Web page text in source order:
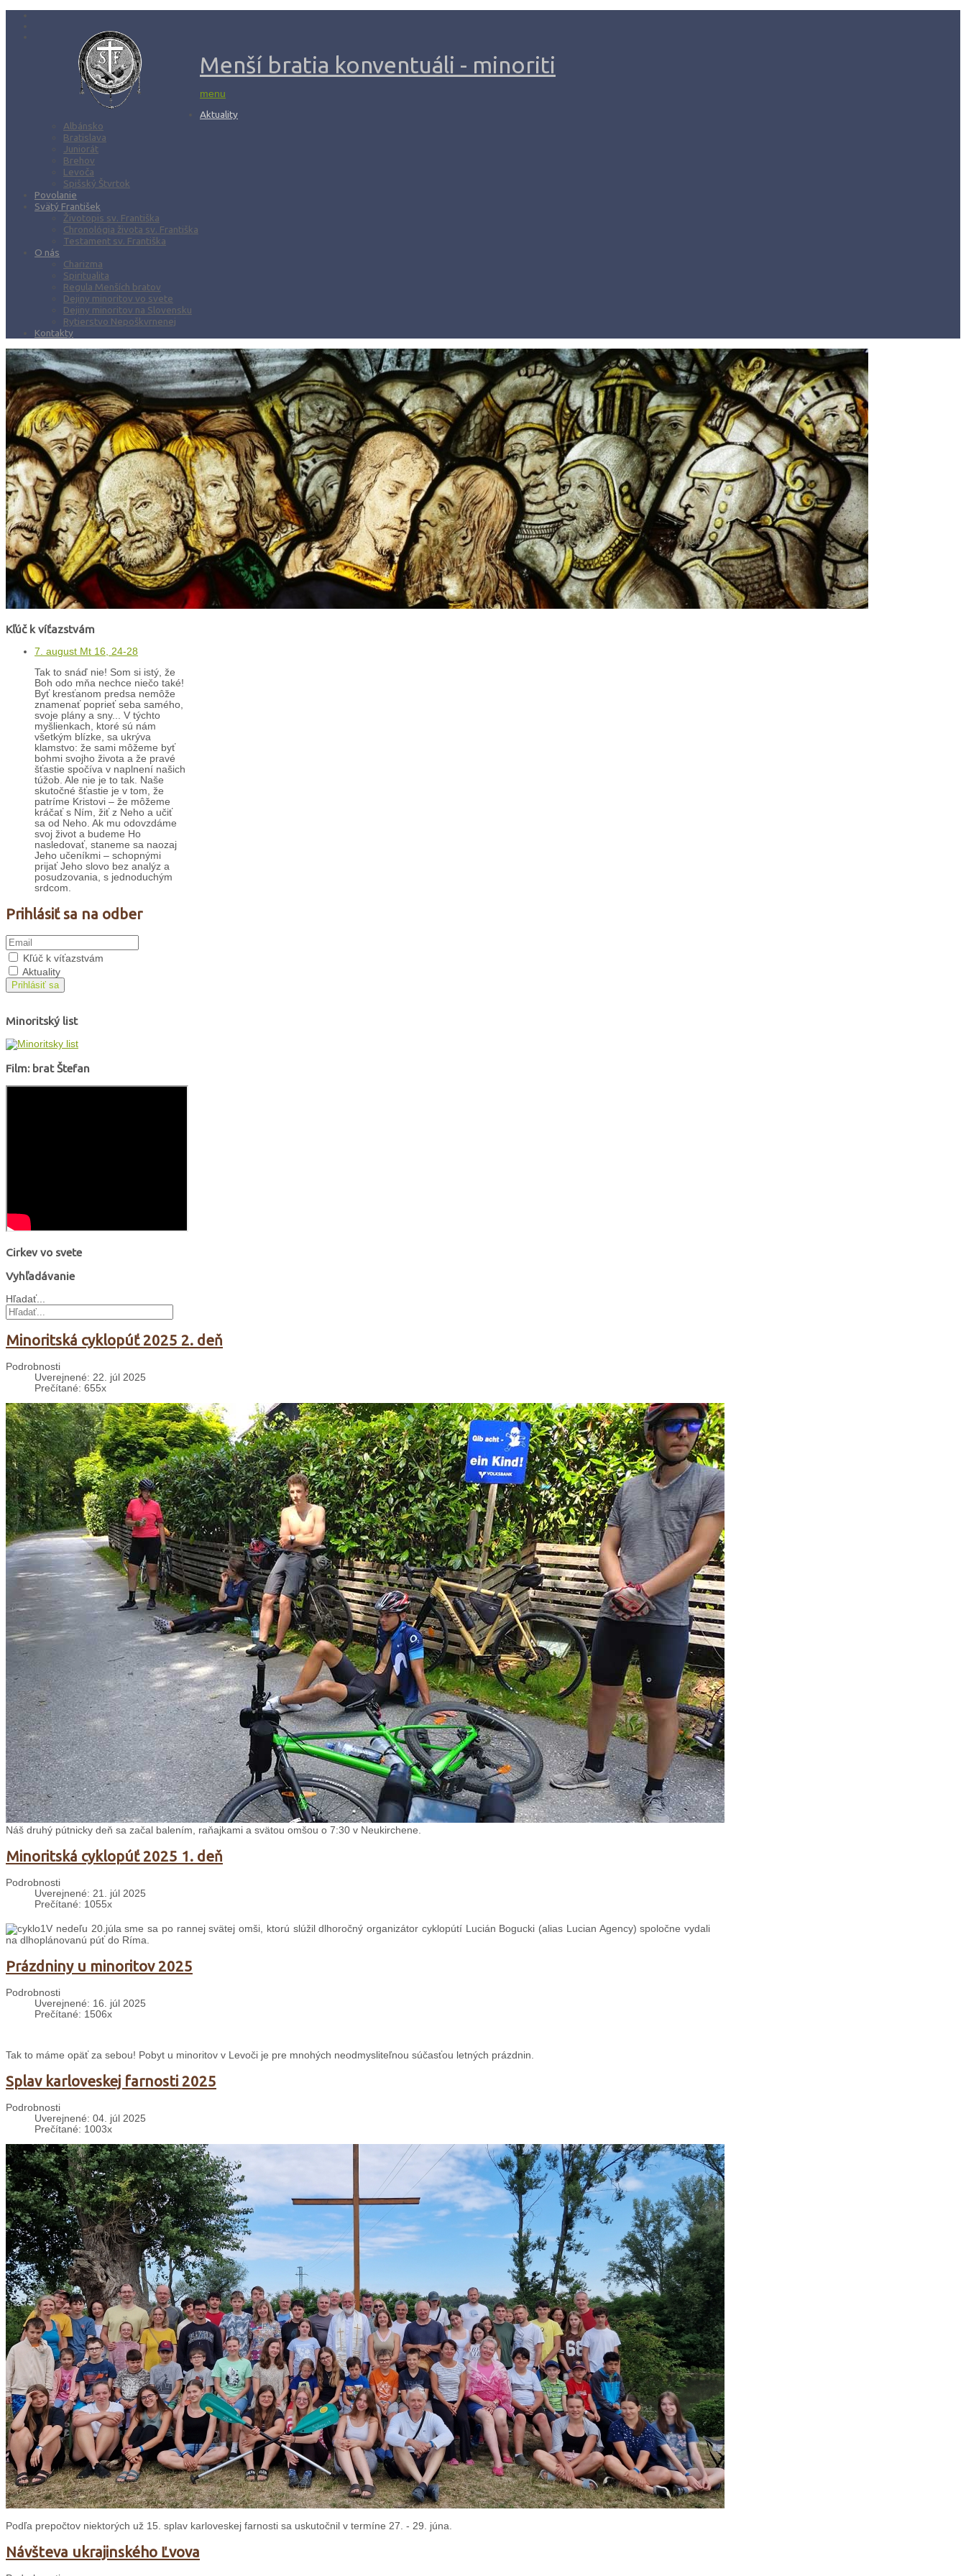
Menší bratia konventuáli - minoriti
menu
Aktuality
Albánsko
Bratislava
Juniorát
Brehov
Levoča
Spišský Štvrtok
Povolanie
Svätý František
Životopis sv. Františka
Chronológia života sv. Františka
Testament sv. Františka
O nás
Charizma
Spiritualita
Regula Menších bratov
Dejiny minoritov vo svete
Dejiny minoritov na Slovensku
Rytierstvo Nepoškvrnenej
Kontakty
Kľúč k víťazstvám
7. august Mt 16, 24-28
Tak to snáď nie! Som si istý, že
Boh odo mňa nechce niečo také!
Byť kresťanom predsa nemôže
znamenať poprieť seba samého,
svoje plány a sny... V týchto
myšlienkach, ktoré sú nám
všetkým blízke, sa ukrýva
klamstvo: že sami môžeme byť
bohmi svojho života a že pravé
šťastie spočíva v naplnení našich
túžob. Ale nie je to tak. Naše
skutočné šťastie je v tom, že
patríme Kristovi – že môžeme
kráčať s Ním, žiť z Neho a učiť
sa od Neho. Ak mu odovzdáme
svoj život a budeme Ho
nasledovať, staneme sa naozaj
Jeho učeníkmi – schopnými
prijať Jeho slovo bez analýz a
posudzovania, s jednoduchým
srdcom.
Prihlásiť sa na odber
Kľúč k víťazstvám
Aktuality
Prihlásiť sa
Minoritský list
Film: brat Štefan
Cirkev vo svete
Vyhľadávanie
Hľadať...
Minoritská cyklopúť 2025 2. deň
Podrobnosti
Uverejnené: 22. júl 2025
Prečítané: 655x
Náš druhý pútnicky deň sa začal balením, raňajkami a svätou omšou o 7:30 v Neukirchene.
Minoritská cyklopúť 2025 1. deň
Podrobnosti
Uverejnené: 21. júl 2025
Prečítané: 1055x
V nedeľu 20.júla sme sa po rannej svätej omši, ktorú slúžil dlhoročný organizátor cyklopútí Lucián Bogucki (alias Lucian Agency) spoločne vydali
na dlhoplánovanú púť do Ríma.
Prázdniny u minoritov 2025
Podrobnosti
Uverejnené: 16. júl 2025
Prečítané: 1506x
Tak to máme opäť za sebou! Pobyt u minoritov v Levoči je pre mnohých neodmysliteľnou súčasťou letných prázdnin.
Splav karloveskej farnosti 2025
Podrobnosti
Uverejnené: 04. júl 2025
Prečítané: 1003x
Podľa prepočtov niektorých už 15. splav karloveskej farnosti sa uskutočnil v termíne 27. - 29. júna.
Návšteva ukrajinského Ľvova